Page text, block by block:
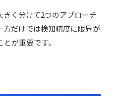
く分けて2つのアプローチ
方だけでは検知精度に限界が
が重要です。